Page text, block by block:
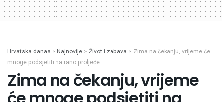
Hrvatska danas > Najnovije > Život i zabava > Zima na čekanju, vrijeme će
mnoge podsjetiti na rano proljeće
Zima na čekanju, vrijeme